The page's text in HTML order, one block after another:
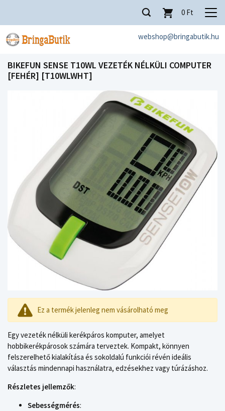
webshop@bringabutik.hu
0 Ft
BIKEFUN SENSE T10WL VEZETÉK NÉLKÜLI COMPUTER
[FEHÉR] [T10WLWHT]
Ez a termék jelenleg nem vásárolható meg
Egy vezeték nélküli kerékpáros komputer, amelyet
hobbikerékpárosok számára terveztek. Kompakt, könnyen
felszerelhető kialakítása és sokoldalú funkciói révén ideális
választás mindennapi használatra, edzésekhez vagy túrázáshoz.
Részletes jellemzők:
Sebességmérés: